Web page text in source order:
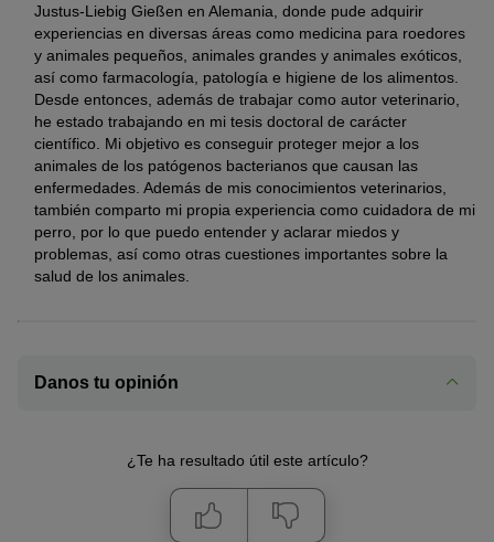
Justus-Liebig Gießen en Alemania, donde pude adquirir
experiencias en diversas áreas como medicina para roedores
y animales pequeños, animales grandes y animales exóticos,
así como farmacología, patología e higiene de los alimentos.
Desde entonces, además de trabajar como autor veterinario,
he estado trabajando en mi tesis doctoral de carácter
científico. Mi objetivo es conseguir proteger mejor a los
animales de los patógenos bacterianos que causan las
enfermedades. Además de mis conocimientos veterinarios,
también comparto mi propia experiencia como cuidadora de mi
perro, por lo que puedo entender y aclarar miedos y
problemas, así como otras cuestiones importantes sobre la
salud de los animales.
Danos tu opinión
¿Te ha resultado útil este artículo?